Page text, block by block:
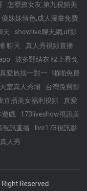
怎麼撩女友,第九視頻美
傻妹妹情色,成人漫畫免費
天
showlive聊天網,ut影
聊天
真人秀視頻直播
波多野結衣 線上看免
愛旅捨一對一
啪啪免費
室真人秀場
台灣免費影
直播美女福利視頻
真愛
遊戲
173liveshow視訊美
視訊直播
live173視訊影
人秀
Right Reserved.